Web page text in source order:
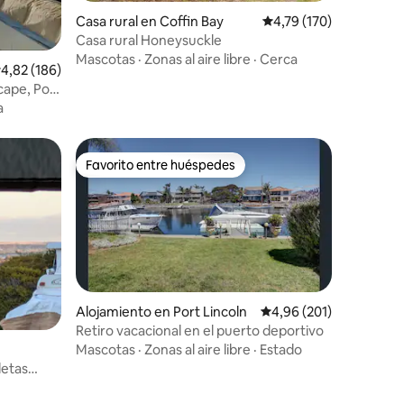
promedio: 4,82 de 5. 186 evaluaciones
4,82 (186)
Port
Casa rural en Coffin Bay Calificación promedio:
4,79 (170)
Casa rural Honeysuckle
Mascotas · Zonas al aire libre · Cerca
Favorito entre huéspedes
Favorito entre huéspedes
Alojamiento en Port Lincoln Calificación promedio:
4,96 (201)
Retiro vacacional en el puerto deportivo
Mascotas · Zonas al aire libre · Estado